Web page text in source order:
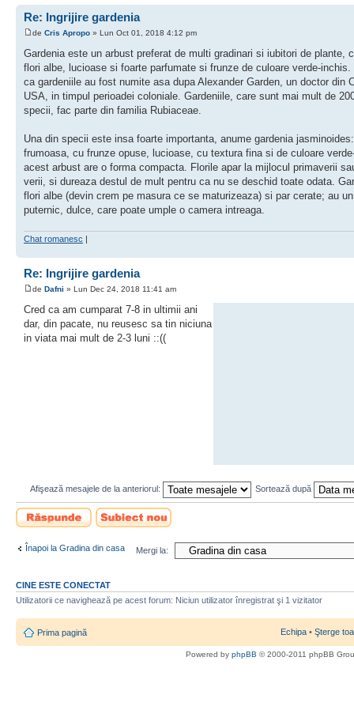
Re: Ingrijire gardenia
de Cris Apropo » Lun Oct 01, 2018 4:12 pm
Gardenia este un arbust preferat de multi gradinari si iubitori de plante,
flori albe, lucioase si foarte parfumate si frunze de culoare verde-inchis.
ca gardeniile au fost numite asa dupa Alexander Garden, un doctor din
USA, in timpul perioadei coloniale. Gardeniile, care sunt mai mult de
specii, fac parte din familia Rubiaceae.
Una din specii este insa foarte importanta, anume gardenia
frumoasa, cu frunze opuse, lucioase, cu textura fina si de culoare
acest arbust are o forma compacta. Florile apar la mijlocul primaverii
verii, si dureaza destul de mult pentru ca nu se deschid toate odata.
flori albe (devin crem pe masura ce se maturizeaza) si par cerate; au
puternic, dulce, care poate umple o camera intreaga.
Chat romanesc
Re: Ingrijire gardenia
de Dafni » Lun Dec 24, 2018 11:41 am
Cred ca am cumparat 7-8 in ultimii ani
dar, din pacate, nu reusesc sa tin niciuna
in viata mai mult de 2-3 luni ::((
Afişează mesajele de la anteriorul: Sortează după
Scrie un răspuns
Scrie un subiect
nou
Înapoi la Gradina din casa Mergi la:
CINE ESTE CONECTAT
Utilizatorii ce navighează pe acest forum: Niciun utilizator înregistrat şi 1 vizitator
Prima pagină Echipa • Şterge
Powered by phpBB © 2000-2011 phpBB